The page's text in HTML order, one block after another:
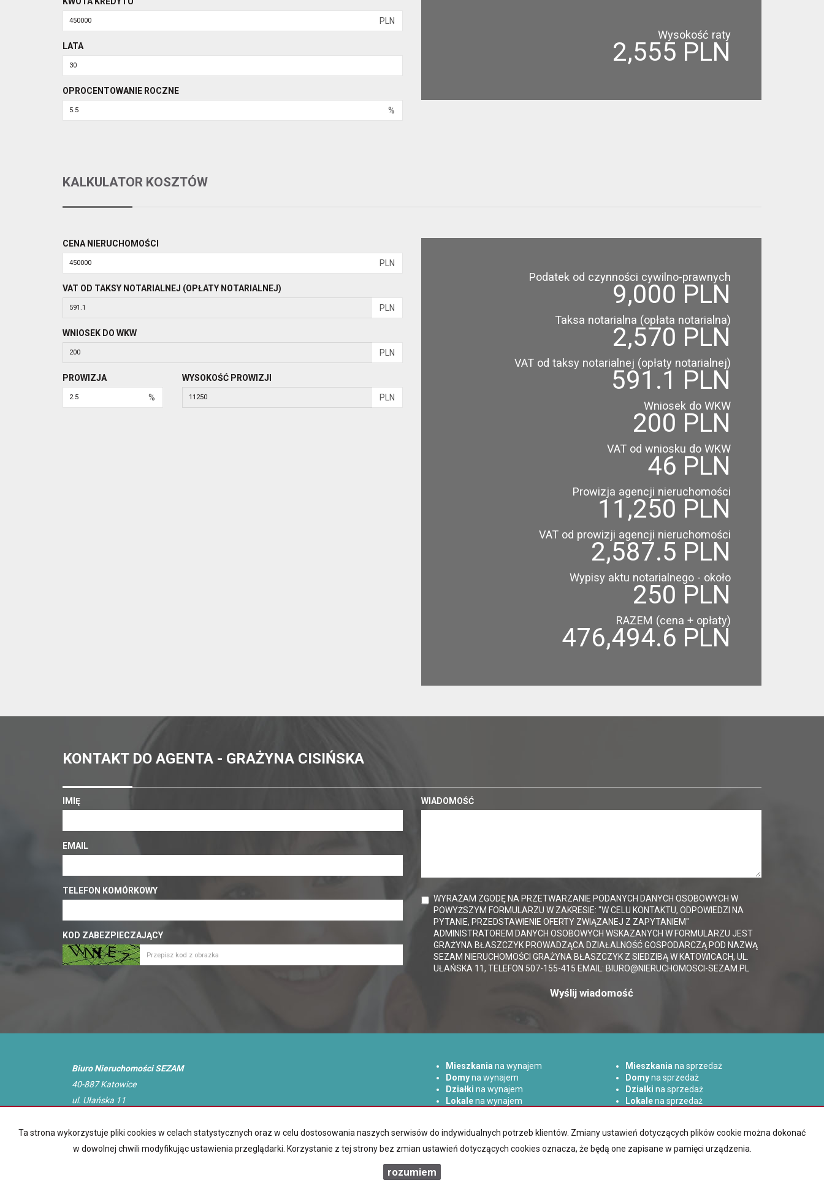
PLN
LATA
OPROCENTOWANIE ROCZNE
%
Wysokość raty
2,555 PLN
KALKULATOR KOSZTÓW
CENA NIERUCHOMOŚCI
PLN
VAT OD TAKSY NOTARIALNEJ (OPŁATY NOTARIALNEJ)
PLN
WNIOSEK DO WKW
PLN
PROWIZJA
%
WYSOKOŚĆ PROWIZJI
PLN
Podatek od czynności cywilno-prawnych
9,000 PLN
Taksa notarialna (opłata notarialna)
2,570 PLN
VAT od taksy notarialnej (opłaty notarialnej)
591.1 PLN
Wniosek do WKW
200 PLN
VAT od wniosku do WKW
46 PLN
Prowizja agencji nieruchomości
11,250 PLN
VAT od prowizji agencji nieruchomości
2,587.5 PLN
Wypisy aktu notarialnego - około
250 PLN
RAZEM (cena + opłaty)
476,494.6 PLN
KONTAKT DO AGENTA - GRAŻYNA CISIŃSKA
IMIĘ
EMAIL
TELEFON KOMÓRKOWY
KOD ZABEZPIECZAJĄCY
WIADOMOŚĆ
WYRAŻAM ZGODĘ NA PRZETWARZANIE PODANYCH DANYCH OSOBOWYCH W
POWYŻSZYM FORMULARZU W ZAKRESIE: "W CELU KONTAKTU, ODPOWIEDZI NA
PYTANIE, PRZEDSTAWIENIE OFERTY ZWIĄZANEJ Z ZAPYTANIEM"
ADMINISTRATOREM DANYCH OSOBOWYCH WSKAZANYCH W FORMULARZU JEST
GRAŻYNA BŁASZCZYK PROWADZĄCA DZIAŁALNOŚĆ GOSPODARCZĄ POD NAZWĄ
SEZAM NIERUCHOMOŚCI GRAŻYNA BŁASZCZYK Z SIEDZIBĄ W KATOWICACH, UL.
UŁAŃSKA 11, TELEFON 507-155-415 EMAIL: BIURO@NIERUCHOMOSCI-SEZAM.PL
Biuro Nieruchomości SEZAM
40-887 Katowice
ul. Ułańska 11
biuro@nieruchomosci-sezam.pl
Mieszkania na wynajem
Domyna wynajem
Działki na wynajem
Lokalena wynajem
Mieszkania na sprzedaż
Domyna sprzedaż
Działki na sprzedaż
Lokalena sprzedaż
Program dla biur nieruchomości
Ta strona wykorzystuje pliki cookies w celach statystycznych oraz w celu dostosowania naszych serwisów do indywidualnych potrzeb klientów. Zmiany ustawień dotyczących plików cookie można dokonać
w dowolnej chwili modyfikując ustawienia przeglądarki. Korzystanie z tej strony bez zmian ustawień dotyczących cookies oznacza, że będą one zapisane w pamięci urządzenia.
rozumiem